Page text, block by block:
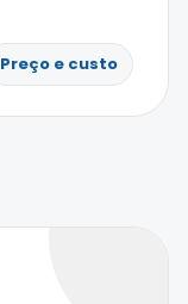
Preço e custo